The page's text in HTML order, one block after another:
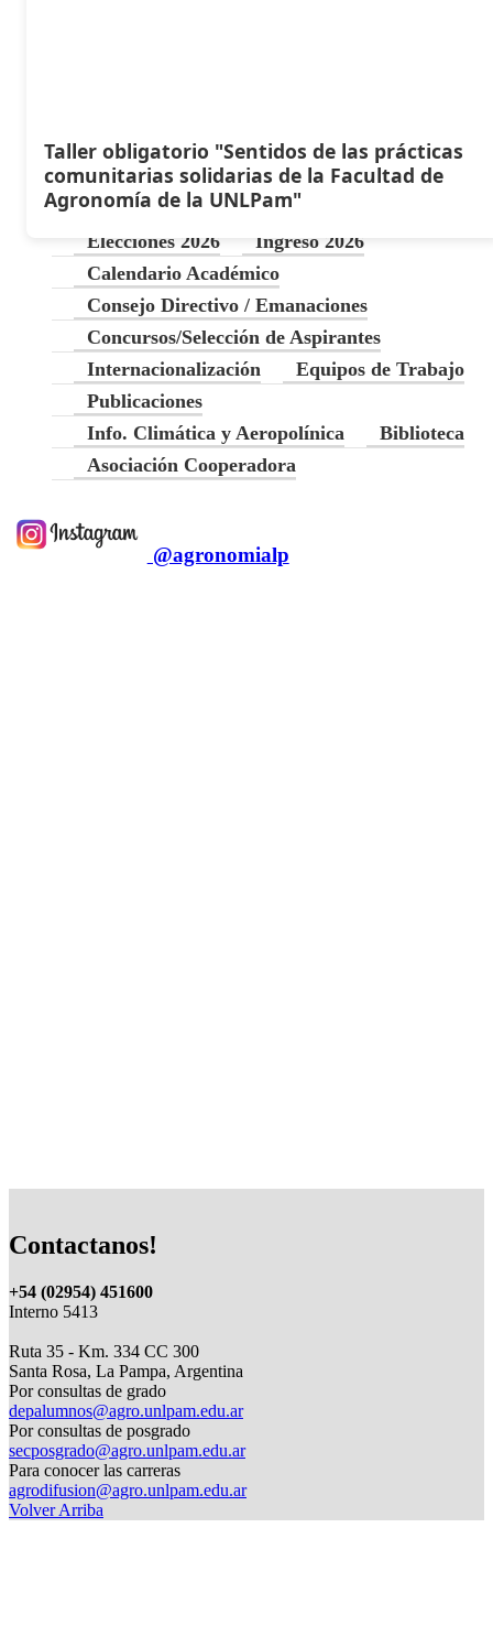
Taller obligatorio "Sentidos de las prácticas
comunitarias solidarias de la Facultad de
Agronomía de la UNLPam"
Elecciones 2026
Ingreso 2026
Calendario Académico
Consejo Directivo / Emanaciones
Concursos/Selección de Aspirantes
Internacionalización
Equipos de Trabajo
Publicaciones
Info. Climática y Aeropolínica
Biblioteca
Asociación Cooperadora
@agronomialp
Contactanos!
+54 (02954) 451600
Interno 5413
Ruta 35 - Km. 334 CC 300
Santa Rosa, La Pampa, Argentina
Por consultas de grado
depalumnos@agro.unlpam.edu.ar
Por consultas de posgrado
secposgrado@agro.unlpam.edu.ar
Para conocer las carreras
agrodifusion@agro.unlpam.edu.ar
Volver Arriba